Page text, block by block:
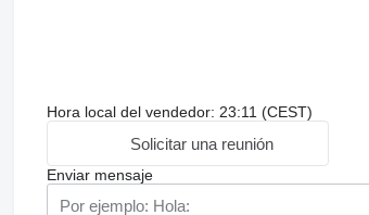
Hora local del vendedor: 23:11 (CEST)
Solicitar una reunión
Enviar mensaje